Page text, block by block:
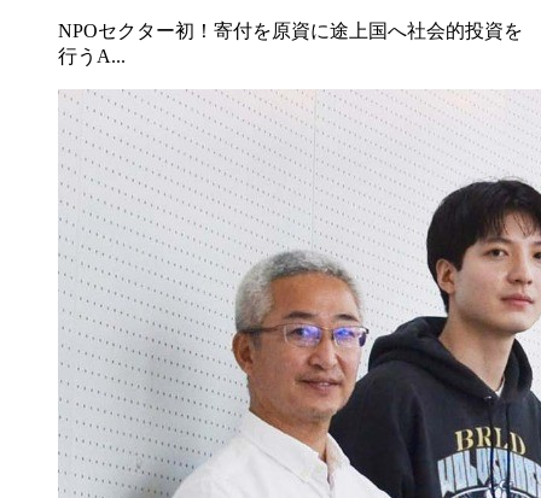
NPOセクター初！寄付を原資に途上国へ社会的投資を
行うA...